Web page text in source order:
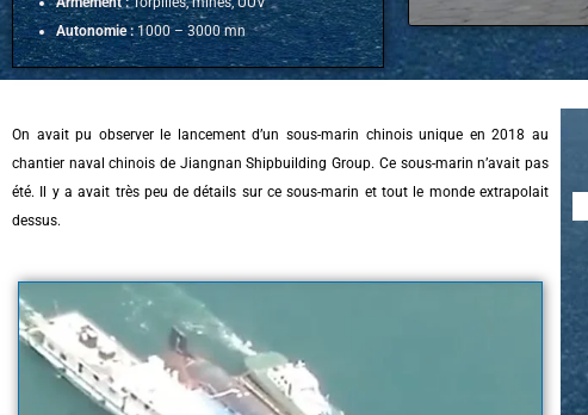
Autonomie :1000 – 3000 mn
On avait pu observer le lancement d’un sous-marin chinois unique en 2018 au
chantier naval chinois de Jiangnan Shipbuilding Group. Ce sous-marin n’avait pas
été. Il y a avait très peu de détails sur ce sous-marin et tout le monde extrapolait
dessus.